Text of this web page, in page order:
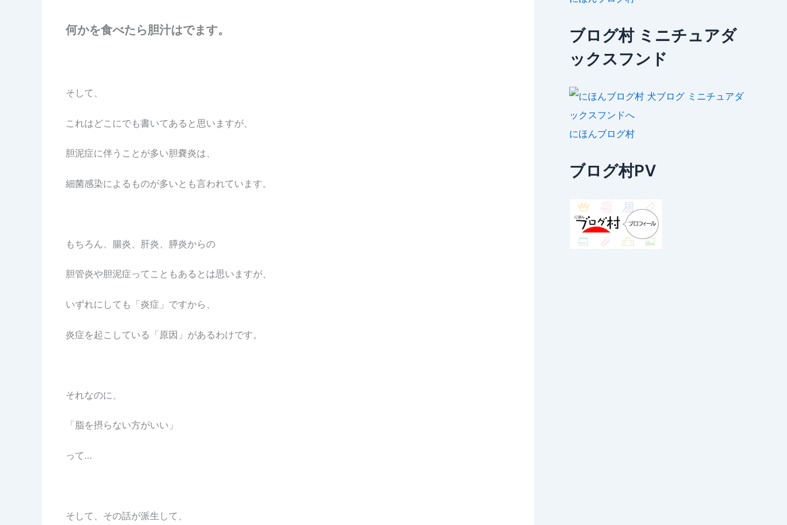
何かを食べたら胆汁はでます。
そして、
これはどこにでも書いてあると思いますが、
胆泥症に伴うことが多い胆嚢炎は、
細菌感染によるものが多いとも言われています。
もちろん、腸炎、肝炎、膵炎からの
胆管炎や胆泥症ってこともあるとは思いますが、
いずれにしても「炎症」ですから、
炎症を起こしている「原因」があるわけです。
それなのに、
「脂を摂らない方がいい」
って…
そして、その話が派生して、
ブログ村 ミニチュアダ
ックスフンド
にほんブログ村
ブログ村PV